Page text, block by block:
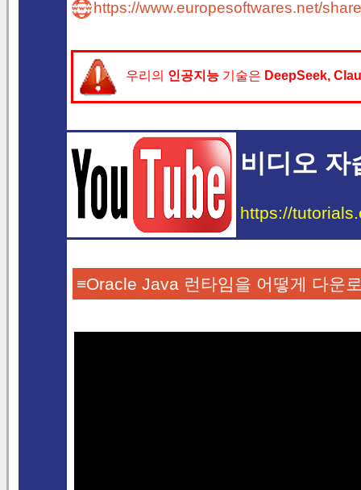
https://www.europesoftwares.net/
우리의 인공지능 기술은 DeepSeek,
비디오 자
https://
≡Oracle Java 런타임을 어떻게 다운